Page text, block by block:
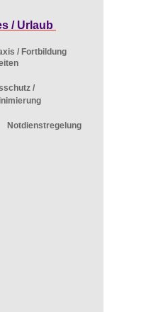
/ Urlaub
/ Fortbildung
/